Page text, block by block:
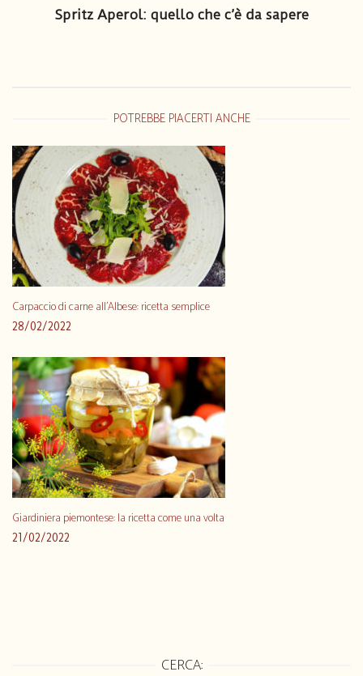
Spritz Aperol: quello che c’è da sapere
POTREBBE PIACERTI ANCHE
Carpaccio di carne all’Albese: ricetta semplice
28/02/2022
Giardiniera piemontese: la ricetta come una volta
21/02/2022
CERCA: